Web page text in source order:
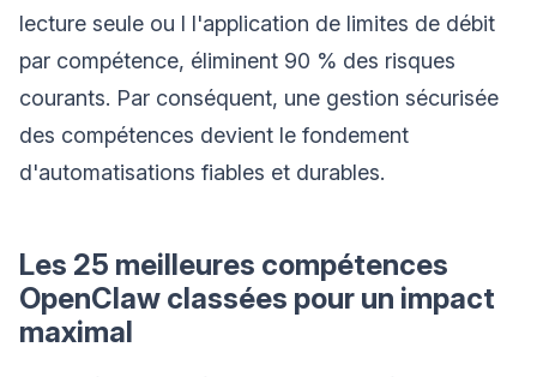
lecture seule ou l l'application de limites de débit
par compétence, éliminent 90 % des risques
courants. Par conséquent, une gestion sécurisée
des compétences devient le fondement
d'automatisations fiables et durables.
Les 25 meilleures compétences
OpenClaw classées pour un impact
maximal